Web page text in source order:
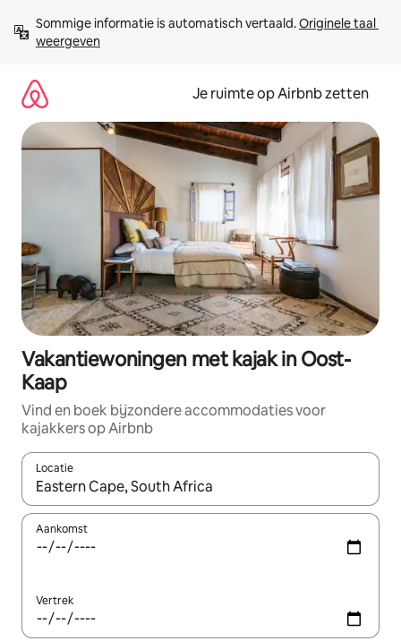
direct
naar
Sommige informatie is automatisch vertaald. Originele taal
weergeven
Je ruimte op Airbnb zetten
Vakantiewoningen met kajak in Oost-
Kaap
Vind en boek bijzondere accommodaties voor
kajakkers op Airbnb
Locatie
Wanneer er suggesties beschikbaar zijn, maak je een keuze
Aankomst
Vertrek